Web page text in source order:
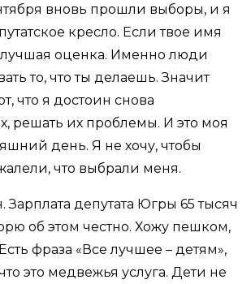
вновь прошли выборы, и я
кресло. Если твое имя
лучшая оценка. Именно люди
то, что ты делаешь. Значит
что я достоин снова
решать их проблемы. И это моя
день. Я не хочу, чтобы
что выбрали меня.
Зарплата депутата Югры 65 тысяч
об этом честно. Хожу пешком,
фраза «Все лучшее – детям»,
это медвежья услуга. Дети не